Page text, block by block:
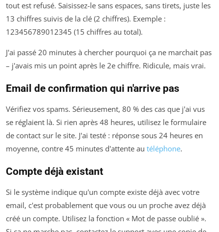
tout est refusé. Saisissez-le sans espaces, sans tirets, juste les
13 chiffres suivis de la clé (2 chiffres). Exemple :
123456789012345 (15 chiffres au total).
J'ai passé 20 minutes à chercher pourquoi ça ne marchait pas
– j'avais mis un point après le 2e chiffre. Ridicule, mais vrai.
Email de confirmation qui n'arrive pas
Vérifiez vos spams. Sérieusement, 80 % des cas que j'ai vus
se réglaient là. Si rien après 48 heures, utilisez le formulaire
de contact sur le site. J'ai testé : réponse sous 24 heures en
moyenne, contre 45 minutes d'attente au téléphone.
Compte déjà existant
Si le système indique qu'un compte existe déjà avec votre
email, c'est probablement que vous ou un proche avez déjà
créé un compte. Utilisez la fonction « Mot de passe oublié ».